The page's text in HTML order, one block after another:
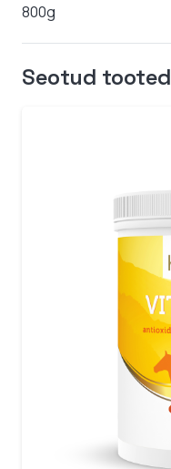
800g
Seotud tooted